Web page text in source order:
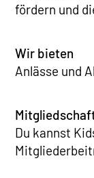
fördern und
Wir bieten
Anlässe und
Du kannst